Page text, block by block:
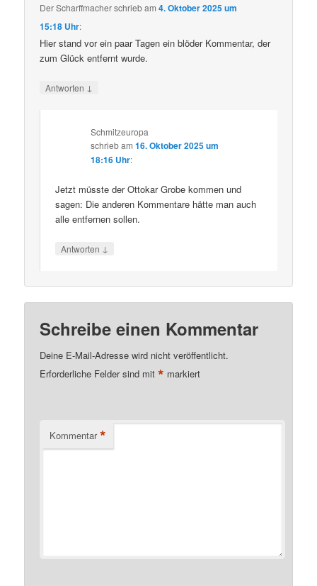
Der Scharffmacherschriebam4. Oktober 2025 um
15:18 Uhr:
Hier stand vor ein paar Tagen ein blöder Kommentar, der
zum Glück entfernt wurde.
Antworten ↓
Schmitzeuropa
schriebam16. Oktober 2025 um
18:16 Uhr:
Jetzt müsste der Ottokar Grobe kommen und
sagen: Die anderen Kommentare hätte man auch
alle entfernen sollen.
Antworten ↓
Schreibe einen Kommentar
Deine E-Mail-Adresse wird nicht veröffentlicht.
Erforderliche Felder sind mit* markiert
Kommentar *